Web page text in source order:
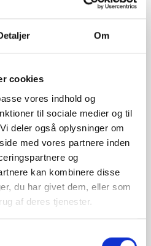
Om
cookies
vores indhold og
til sociale medier og til
deler også oplysninger om
med vores partnere inden
og
kan kombinere disse
du har givet dem, eller som
af deres tjenester.
Ecopostural